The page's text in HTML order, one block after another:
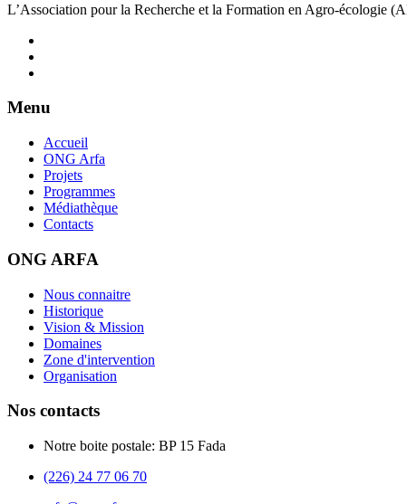
L’Association pour la Recherche et la Formation en Agro-écologie
Menu
Accueil
ONG Arfa
Projets
Programmes
Médiathèque
Contacts
ONG ARFA
Nous connaitre
Historique
Vision & Mission
Domaines
Zone d'intervention
Organisation
Nos contacts
Notre boite postale: BP 15 Fada
(226) 24 77 06 70